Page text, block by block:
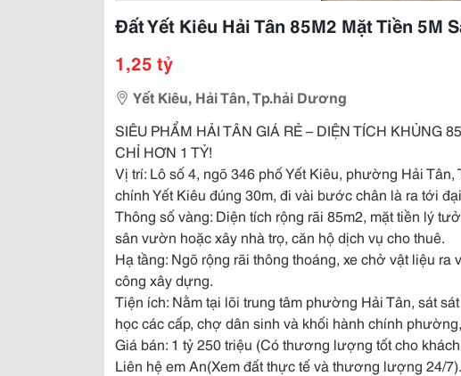
Đất Yết Kiêu Hải Tân 85M2 Mặt Tiền 5M
1,25 tỷ
Yết Kiêu, Hải Tân, Tp.hải Dương
SIÊU PHẨM HẢI TÂN GIÁ RẺ – DIỆN TÍCH KHỦNG
CHỈ HƠN 1 TỶ!
Vị trí: Lô số 4, ngõ 346 phố Yết Kiêu, phường Hải
chính Yết Kiêu đúng 30m, đi vài bước chân là ra tới
Thông số vàng: Diện tích rộng rãi 85m2, mặt tiền lý
sân vườn hoặc xây nhà trọ, căn hộ dịch vụ cho thuê.
Hạ tầng: Ngõ rộng rãi thông thoáng, xe chở vật liệu
công xây dựng.
Tiện ích: Nằm tại lõi trung tâm phường Hải Tân, sát
học các cấp, chợ dân sinh và khối hành chính
Giá bán: 1 tỷ 250 triệu (Có thương lượng tốt cho
Liên hệ em An(Xem đất thực tế và thương lượng 24/7).